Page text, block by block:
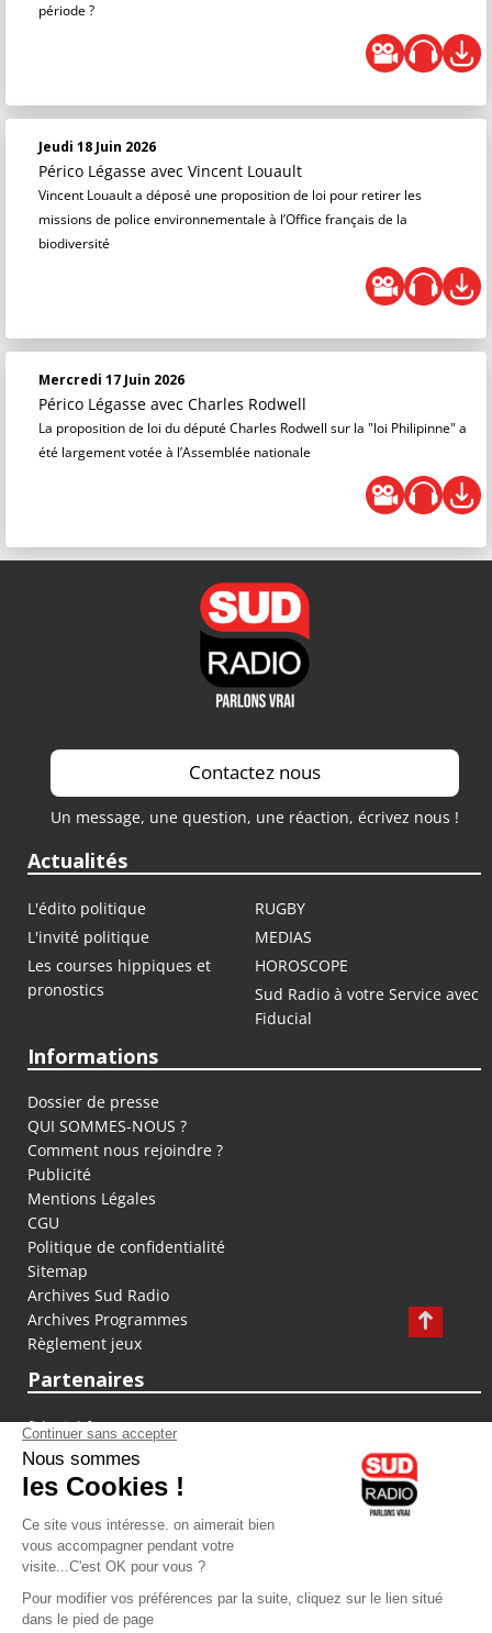
période ?
Jeudi 18 Juin 2026
Périco Légasse avec Vincent Louault
Vincent Louault a déposé une proposition de loi pour retirer les
missions de police environnementale à l’Office français de la
biodiversité
Mercredi 17 Juin 2026
Périco Légasse avec Charles Rodwell
La proposition de loi du député Charles Rodwell sur la "loi Philipinne" a
été largement votée à l’Assemblée nationale
Contactez nous
Un message, une question, une réaction, écrivez nous !
Actualités
L'édito politique
RUGBY
L'invité politique
MEDIAS
Les courses hippiques et
pronostics
HOROSCOPE
Sud Radio à votre Service avec
Fiducial
Informations
Dossier de presse
QUI SOMMES-NOUS ?
Comment nous rejoindre ?
Publicité
Mentions Légales
CGU
Politique de confidentialité
Sitemap
Archives Sud Radio
Archives Programmes
Règlement jeux
Partenaires
fiducial.fr
lyoncapitale.fr
olympique-et-lyonnais.com
L'application Iphone / Android
Téléchargez l'application